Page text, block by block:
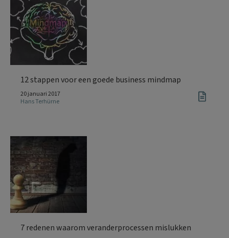
12 stappen voor een goede business mindmap
20 januari 2017
Hans Terhürne
7 redenen waarom veranderprocessen mislukken